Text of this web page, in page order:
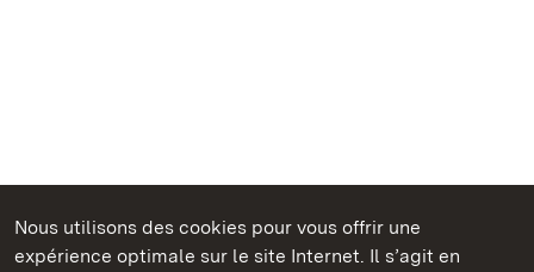
Nous utilisons des cookies pour vous offrir une
expérience optimale sur le site Internet. Il s’agit en
Châteaux et jardins publics du Bade-Wurtemberg